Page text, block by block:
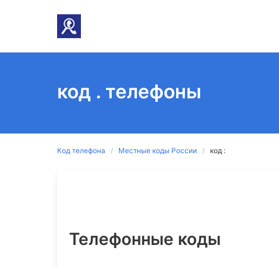
код . телефоны
Код телефона Местные коды России код :
Телефонные коды